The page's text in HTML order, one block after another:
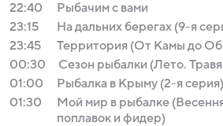
22:40
Рыбачим с вами
23:15
На дальних берегах (9-я
23:45
Территория (От Камы до
00:30
Сезон рыбалки (Лето.
01:00
Рыбалка в Крыму (2-я серия)
01:30
Мой мир в рыбалке
поплавок и фидер)